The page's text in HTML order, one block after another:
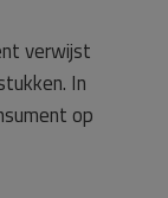
verwijst
In
op